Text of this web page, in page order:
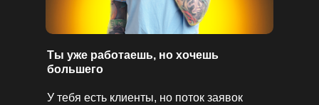
Ты уже работаешь, но хочешь
большего
У тебя есть клиенты, но поток заявок